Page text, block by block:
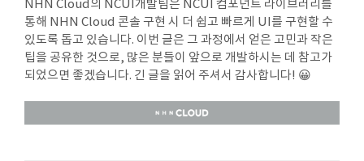
NHN Cloud의 NCUI개발팀은 NCUI 컴포넌트 라이브러리를
통해 NHN Cloud 콘솔 구현 시 더 쉽고 빠르게 UI를 구현할 수
있도록 돕고 있습니다. 이번 글은 그 과정에서 얻은 고민과 작은
팁을 공유한 것으로, 많은 분들이 앞으로 개발하시는 데 참고가
되었으면 좋겠습니다. 긴 글을 읽어 주셔서 감사합니다! 😀